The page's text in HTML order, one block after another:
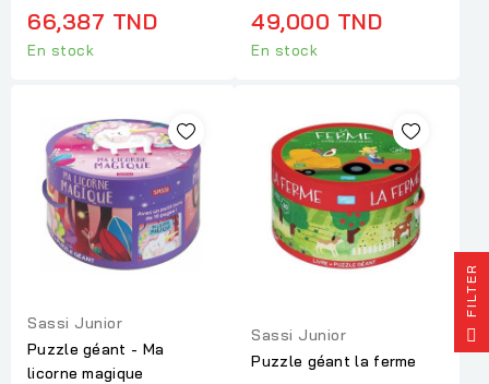
66,387 TND
En stock
49,000 TND
En stock
Sassi Junior
Puzzle géant - Ma
licorne magique
Sassi Junior
Puzzle géant la ferme
R